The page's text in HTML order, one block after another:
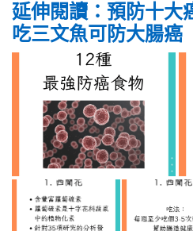
延伸閱讀：預防十大
吃三文魚可防大腸癌